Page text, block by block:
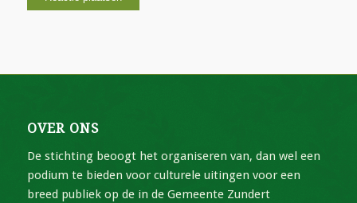
OVER ONS
De stichting beoogt het organiseren van, dan wel een
podium te bieden voor culturele uitingen voor een
breed publiek op de in de Gemeente Zundert